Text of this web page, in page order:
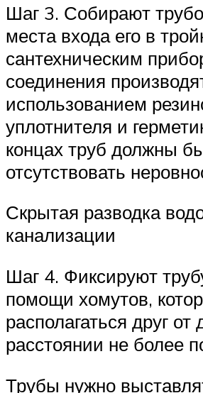
Шаг 3. Собирают
места входа его в
сантехническим
соединения
использованием
уплотнителя и
концах труб должны
отсутствовать
Скрытая разводка
канализации
Шаг 4. Фиксируют
помощи хомутов,
располагаться друг от
расстоянии не более
Трубы нужно